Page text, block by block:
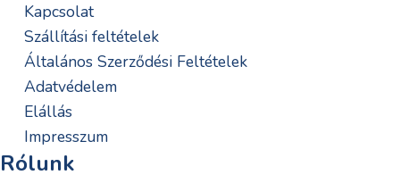
Kapcsolat
Szállítási feltételek
Általános Szerződési Feltételek
Adatvédelem
Elállás
Impresszum
Rólunk